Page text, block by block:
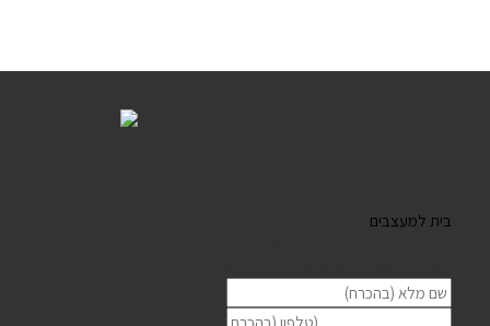
בית למעצבים